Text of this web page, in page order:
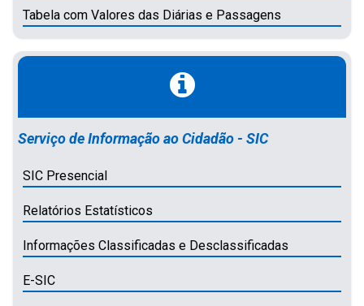
Tabela com Valores das Diárias e Passagens
Serviço de Informação ao Cidadão - SIC
SIC Presencial
Relatórios Estatísticos
Informações Classificadas e Desclassificadas
E-SIC